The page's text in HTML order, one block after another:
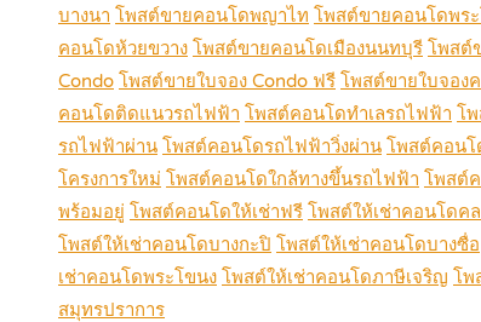
บางนา โพสต์ขายคอนโดพญาไท โพสต์ขายคอนโดพร
คอนโดห้วยขวาง โพสต์ขายคอนโดเมืองนนทบุรี โพสต์
Condo โพสต์ขายใบจอง Condo ฟรี โพสต์ขายใบจอง
คอนโดติดแนวรถไฟฟ้า โพสต์คอนโดทำเลรถไฟฟ้า โ
รถไฟฟ้าผ่าน โพสต์คอนโดรถไฟฟ้าวิ่งผ่าน โพสต์คอนโ
โครงการใหม่ โพสต์คอนโดใกล้ทางขึ้นรถไฟฟ้า โพสต์
พร้อมอยู่ โพสต์คอนโดให้เช่าฟรี โพสต์ให้เช่าคอนโดค
โพสต์ให้เช่าคอนโดบางกะปิ โพสต์ให้เช่าคอนโดบางซื่อ
เช่าคอนโดพระโขนง โพสต์ให้เช่าคอนโดภาษีเจริญ โพ
สมุทรปราการ